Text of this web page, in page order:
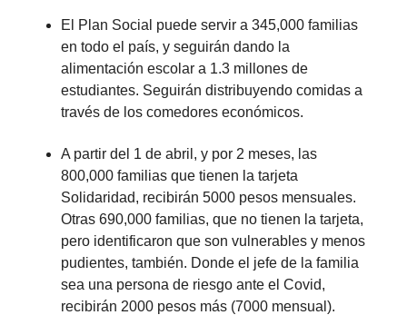
El Plan Social puede servir a 345,000 familias
en todo el país, y seguirán dando la
alimentación escolar a 1.3 millones de
estudiantes. Seguirán distribuyendo comidas a
través de los comedores económicos.
A partir del 1 de abril, y por 2 meses, las
800,000 familias que tienen la tarjeta
Solidaridad, recibirán 5000 pesos mensuales.
Otras 690,000 familias, que no tienen la tarjeta,
pero identificaron que son vulnerables y menos
pudientes, también. Donde el jefe de la familia
sea una persona de riesgo ante el Covid,
recibirán 2000 pesos más (7000 mensual).